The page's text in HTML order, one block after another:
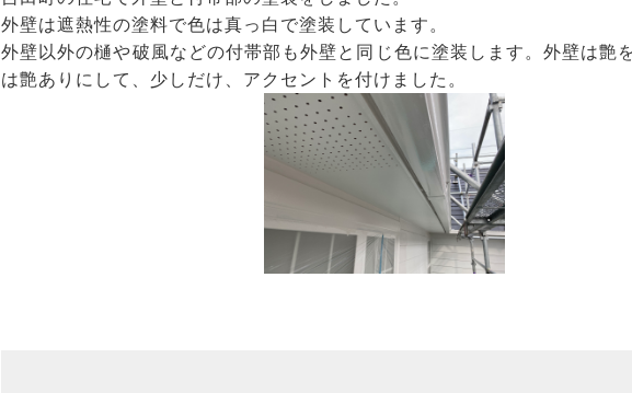
外壁は遮熱性の塗料で色は真っ白で塗装しています。
外壁以外の樋や破風などの付帯部も外壁と同じ色に塗装します。外壁は艶
は艶ありにして、少しだけ、アクセントを付けました。